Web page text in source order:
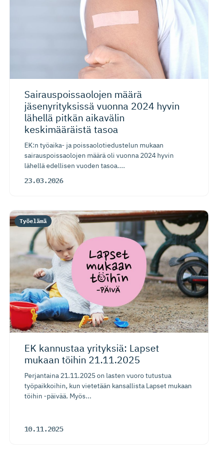
Sairauspois­saolojen määrä
jäsenyrityksissä vuonna 2024 hyvin
lähellä pitkän aikavälin
keskimääräistä tasoa
EK:n työaika- ja poissaolotiedustelun mukaan
sairauspoissaolojen määrä oli vuonna 2024 hyvin
lähellä edellisen vuoden tasoa....
23.03.2026
EK kannustaa yrityksiä: Lapset
mukaan töihin 21.11.2025
Perjantaina 21.11.2025 on lasten vuoro tutustua
työpaikkoihin, kun vietetään kansallista Lapset mukaan
töihin -päivää. Myös...
10.11.2025
Työelämä